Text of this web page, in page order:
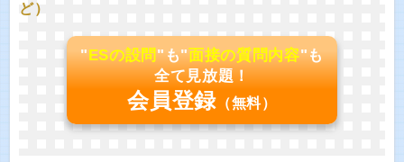
ど）
"ESの設問"も"面接の質問内容"も
全て見放題！
会員登録 （無料）